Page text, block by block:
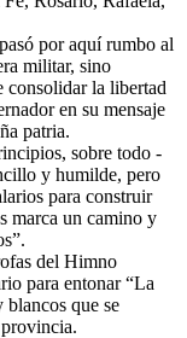
por aquí rumbo al
militar, sino
consolidar la libertad
en su mensaje
patria.
sobre todo -
y humilde, pero
para construir
marca un camino y
del Himno
para entonar “La
blancos que se